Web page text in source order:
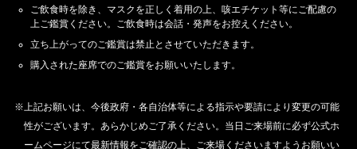
ご飲食時を除き、マスクを正しく着用の上、咳エチケット等にご配慮の
上ご鑑賞ください。ご飲食時は会話・発声をお控えください。
立ち上がってのご鑑賞は禁止とさせていただきます。
購入された座席でのご鑑賞をお願いいたします。
※上記お願いは、今後政府・各自治体等による指示や要請により変更の可能
性がございます。あらかじめご了承ください。当日ご来場前に必ず公式ホ
ームページにて最新情報をご確認の上、ご来場くださいますようお願いい